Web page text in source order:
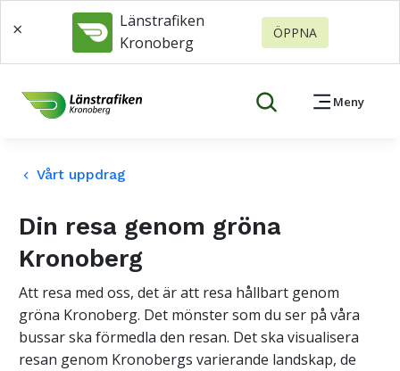
×
Länstrafiken
Kronoberg
ÖPPNA
Meny
keyboard_arrow_left Vårt uppdrag
Din resa genom gröna
Kronoberg
Att resa med oss, det är att resa hållbart genom
gröna Kronoberg. Det mönster som du ser på våra
bussar ska förmedla den resan. Det ska visualisera
resan genom Kronobergs varierande landskap, de